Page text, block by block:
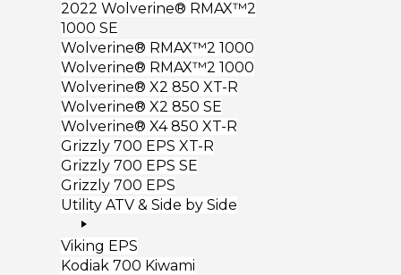
2022 Wolverine® RMAX™2
1000 SE
Wolverine® RMAX™2 1000
Wolverine® RMAX™2 1000
Wolverine® X2 850 XT-R
Wolverine® X2 850 SE
Wolverine® X4 850 XT-R
Grizzly 700 EPS XT-R
Grizzly 700 EPS SE
Grizzly 700 EPS
Utility ATV & Side by Side
Viking EPS
Kodiak 700 Kiwami